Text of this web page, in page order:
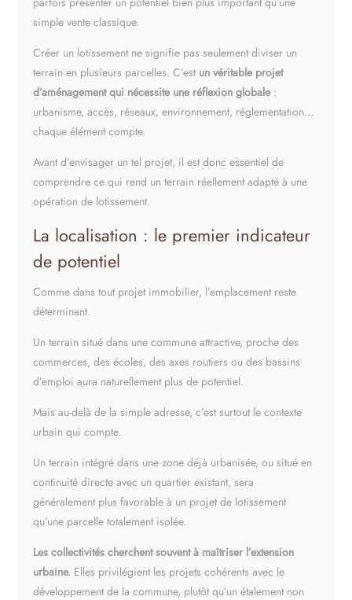
simple vente classique.
Créer un lotissement ne signifie pas seulement diviser un
terrain en plusieurs parcelles. C’est un véritable projet
d’aménagement qui nécessite une réflexion globale:
urbanisme, accès, réseaux, environnement, réglementation…
chaque élément compte.
Avant d’envisager un tel projet, il est donc essentiel de
comprendre ce qui rend un terrain réellement adapté à une
opération de lotissement.
La localisation : le premier indicateur
de potentiel
Comme dans tout projet immobilier, l’emplacement reste
déterminant.
Un terrain situé dans une commune attractive, proche des
commerces, des écoles, des axes routiers ou des bassins
d’emploi aura naturellement plus de potentiel.
Mais au-delà de la simple adresse, c’est surtout le contexte
urbain qui compte.
Un terrain intégré dans une zone déjà urbanisée, ou situé en
continuité directe avec un quartier existant, sera
généralement plus favorable à un projet de lotissement
qu’une parcelle totalement isolée.
Les collectivités cherchent souvent à maîtriser l’extension
urbaine. Elles privilégient les projets cohérents avec le
développement de la commune, plutôt qu’un étalement non